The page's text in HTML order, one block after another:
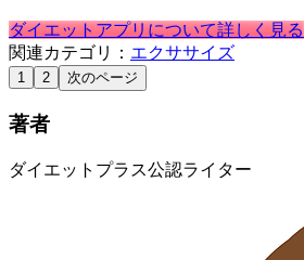
ダイエットアプリについて詳しく見る
関連カテゴリ： エクササイズ
1 2 次のページ
著者
ダイエットプラス公認ライター